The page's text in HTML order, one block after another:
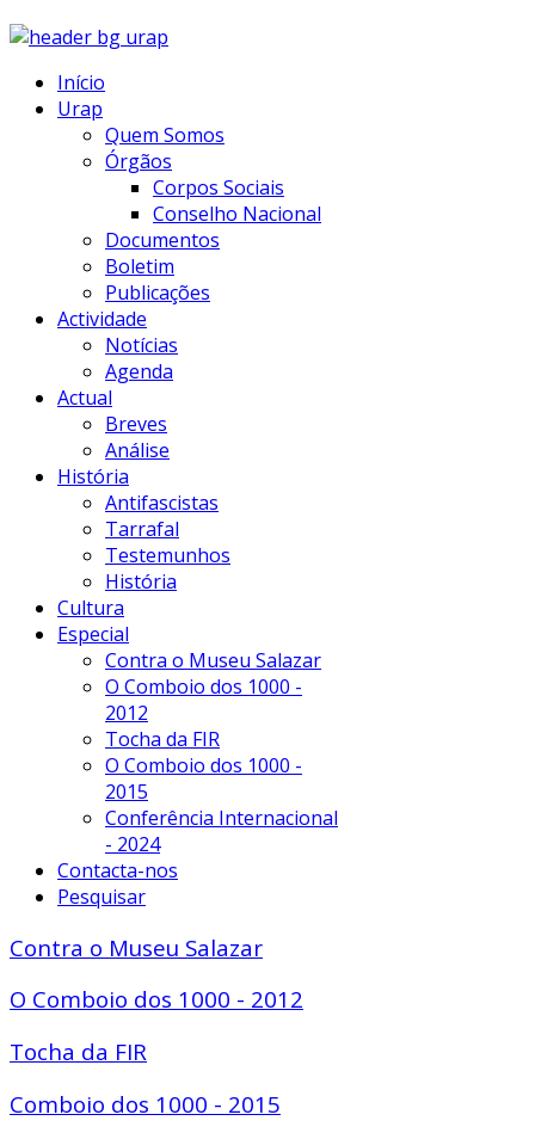
Início
Urap
Quem Somos
Órgãos
Corpos Sociais
Conselho Nacional
Documentos
Boletim
Publicações
Actividade
Notícias
Agenda
Actual
Breves
Análise
História
Antifascistas
Tarrafal
Testemunhos
História
Cultura
Especial
Contra o Museu Salazar
O Comboio dos 1000 -
2012
Tocha da FIR
O Comboio dos 1000 -
2015
Conferência Internacional
- 2024
Contacta-nos
Pesquisar
Contra o Museu Salazar
O Comboio dos 1000 - 2012
Tocha da FIR
Comboio dos 1000 - 2015